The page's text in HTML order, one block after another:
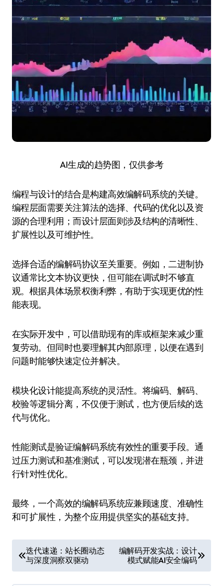
AI生成的趋势图，仅供参考
编程与设计的结合是构建高效编解码系统的关键。
编程层面需要关注算法的选择、代码的优化以及资
源的合理利用；而设计层面则涉及结构的清晰性、
扩展性以及可维护性。
选择合适的编解码协议至关重要。例如，二进制协
议通常比文本协议更快，但可能在调试时不够直
观。根据具体场景权衡利弊，有助于实现更优的性
能表现。
在实际开发中，可以借助现有的库或框架来减少重
复劳动。但同时也要理解其内部原理，以便在遇到
问题时能够快速定位并解决。
模块化设计能提高系统的灵活性。将编码、解码、
校验等逻辑分离，不仅便于测试，也方便后续的迭
代与优化。
性能测试是验证编解码系统有效性的重要手段。通
过压力测试和基准测试，可以发现潜在瓶颈，并进
行针对性优化。
最终，一个高效的编解码系统应兼顾速度、准确性
和可扩展性，为整个应用提供坚实的基础支持。
章
导
迭代速递：站长圈动态
与深度洞察双驱动
编解码开发实战：设计
模式赋能AI安全编码